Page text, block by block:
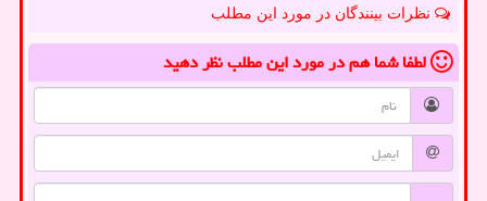
نظرات بینندگان در مورد این مطلب
لطفا شما همدر مورد این مطلبنظر دهید